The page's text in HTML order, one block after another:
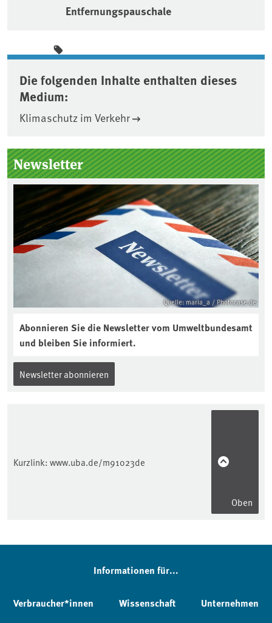
Entfernungspauschale
Die folgenden Inhalte enthalten dieses
Medium:
Klimaschutz im Verkehr
Seitenleiste
Newsletter
Quelle: maria_a / Photocase.de
Abonnieren Sie die Newsletter vom Umweltbundesamt
und bleiben Sie informiert.
Newsletter abonnieren
Kurzlink: www.uba.de/m91023de
Oben
Informationen für...
Verbraucher*innen Wissenschaft Unternehmen